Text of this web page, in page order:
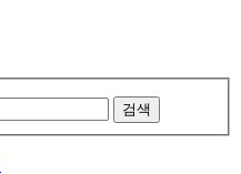
검색